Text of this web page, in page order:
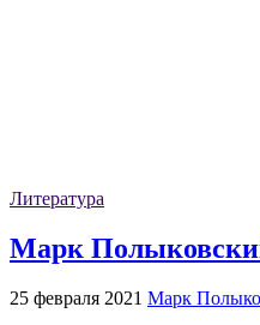
Литература
Марк
25 февраля 2021 Марк